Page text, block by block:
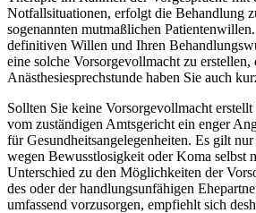
Notfallsituationen, erfolgt die Behandlung
sogenannten mutmaßlichen
definitiven Willen und Ihren
eine solche Vorsorgevollmacht zu
Anästhesiesprechstunde haben Sie auch
Sollten Sie keine Vorsorgevollmacht
vom zuständigen Amtsgericht ein enger
für Gesundheitsangelegenheiten. Es gilt
wegen Bewusstlosigkeit oder Koma selbst
Unterschied zu den Möglichkeiten der
des oder der handlungsunfähigen
umfassend vorzusorgen, empfiehlt sich